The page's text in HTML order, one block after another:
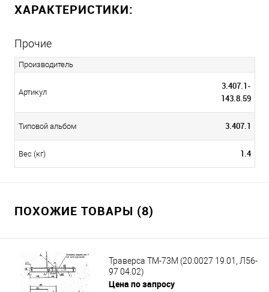
ХАРАКТЕРИСТИКИ:
Прочие
Производитель
Артикул
3.407.1-
143.8.59
Типовой альбом 3.407.1
Вес (кг) 1.4
ПОХОЖИЕ ТОВАРЫ (8)
Траверса ТМ-73М (20.0027 19.01, Л56-
97 04.02)
Цена по запросу